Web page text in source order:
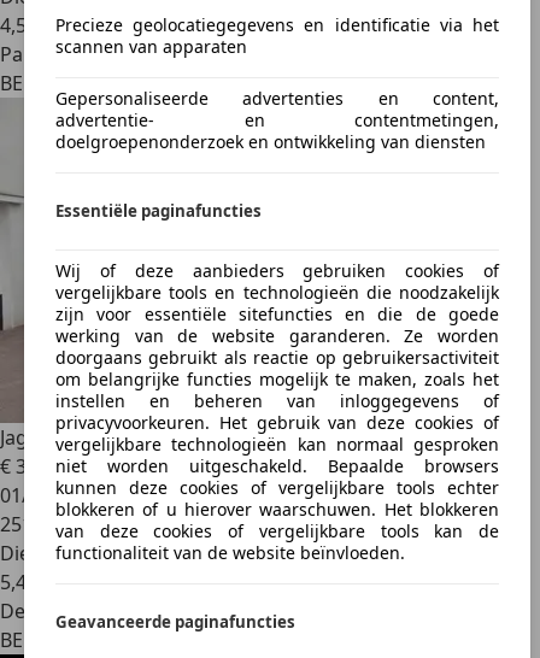
Precieze geolocatiegegevens en identificatie via het
scannen van apparaten
Gepersonaliseerde advertenties en content,
advertentie- en contentmetingen,
doelgroepenonderzoek en ontwikkeling van diensten
Essentiële paginafuncties
Wij of deze aanbieders gebruiken cookies of
vergelijkbare tools en technologieën die noodzakelijk
zijn voor essentiële sitefuncties en die de goede
werking van de website garanderen. Ze worden
doorgaans gebruikt als reactie op gebruikersactiviteit
om belangrijke functies mogelijk te maken, zoals het
instellen en beheren van inloggegevens of
privacyvoorkeuren. Het gebruik van deze cookies of
vergelijkbare technologieën kan normaal gesproken
niet worden uitgeschakeld. Bepaalde browsers
kunnen deze cookies of vergelijkbare tools echter
blokkeren of u hierover waarschuwen. Het blokkeren
van deze cookies of vergelijkbare tools kan de
functionaliteit van de website beïnvloeden.
Geavanceerde paginafuncties
4,5 l/100 km (comb.)
Particulier
BE 1120
Jaguar XFXF 2.2 D Business Edition
€ 3.799
01/2012
251.110 km
Diesel
5,4 l/100 km (comb.)
Dealer
BE 1390